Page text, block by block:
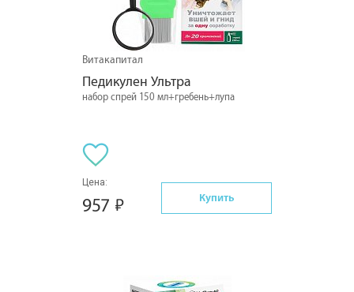
Витакапитал
Педикулен Ультра
набор спрей 150 мл+гребень+лупа
Цена:
957 Купить